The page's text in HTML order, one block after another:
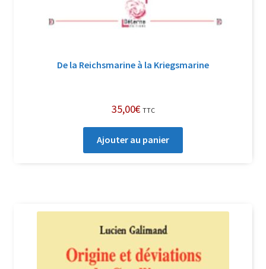
De la Reichsmarine à la Kriegsmarine
35,00€ TTC
Ajouter au panier